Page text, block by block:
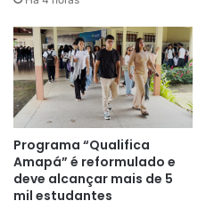
Programa “Qualifica
Amapá” é reformulado e
deve alcançar mais de 5
mil estudantes